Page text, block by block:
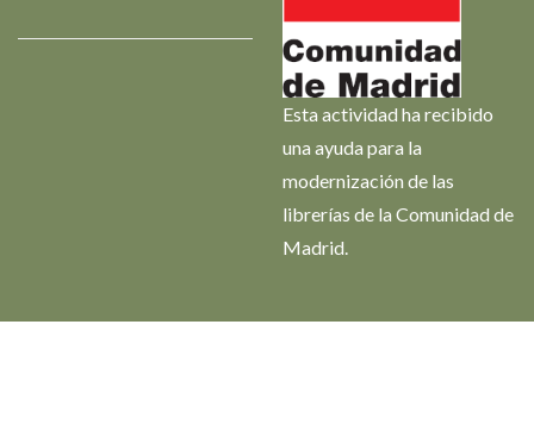
Esta actividad ha recibido
una ayuda para la
modernización de las
librerías de la Comunidad de
Madrid.